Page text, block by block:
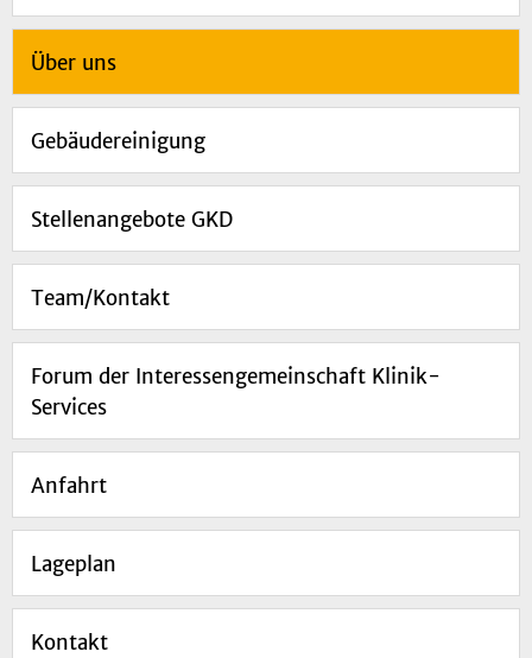
Über uns
Gebäudereinigung
Stellenangebote GKD
Team/Kontakt
Forum der Interessengemeinschaft Klinik-
Services
Anfahrt
Lageplan
Kontakt